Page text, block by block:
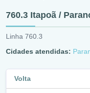
760.3 Itapoã /
Linha 760.3
Cidades atendidas:
Volta